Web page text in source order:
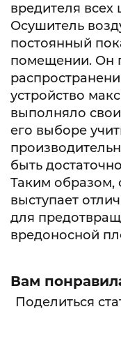
вредителя всех
Осушитель
постоянный
помещении. Он
устройство
выполняло
его выборе
быть
Таким образом,
выступает
для
вредоносной
Вам
Поделиться